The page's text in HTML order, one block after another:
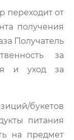
переходит от
получения
Получатель
за
и уход за
букетов
питания
на предмет